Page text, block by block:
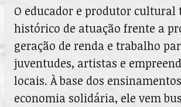
O educador e produtor cultural
histórico de atuação frente a
geração de renda e trabalho
juventudes, artistas e
locais. À base dos
economia solidária, ele vem